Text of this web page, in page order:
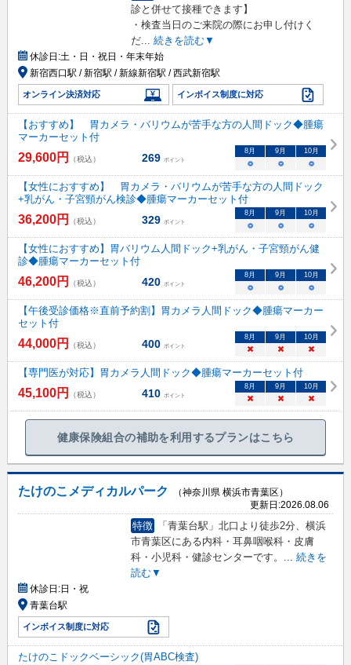
診と併せて接種できます】
・検査当日のご来院の際にお申し付けく
だ... 続きを読む▼
休診日:土・日・祝日・年末年始
新宿西口駅 / 新宿駅 / 新線新宿駅 / 西武新宿駅
オンライン決済対応 インボイス制度に対応
【おすすめ】 胃カメラ・バリウムが苦手な方の人間ドック◆腫瘍
マーカーセット付
29,600円 （税込） 269 ポイント
8 月 9 月 10月
○ ○ ○
【女性におすすめ】 胃カメラ・バリウムが苦手な方の人間ドック
+乳がん・子宮頸がん検診◆腫瘍マーカーセット付
36,200円 （税込） 329 ポイント
8 月 9 月 10月
○ ○ ○
【女性におすすめ】胃バリウム人間ドック+乳がん・子宮頸がん健
診◆腫瘍マーカーセット付
46,200円 （税込） 420 ポイント
8 月 9 月 10月
○ ○ ○
【午後受診価格※直前予約割】胃カメラ人間ドック◆腫瘍マーカー
セット付
44,000円 （税込） 400 ポイント
8 月 9 月 10月
× × ×
【専門医が対応】胃カメラ人間ドック◆腫瘍マーカーセット付
45,100円 （税込） 410 ポイント
8 月 9 月 10月
× × ×
健康保険組合の補助を利用するプランはこちら
たけのこメディカルパーク
（神奈川県 横浜市青葉区）
更新日:2026.08.06
特徴
「青葉台駅」北口より徒歩2分、横浜
市青葉区にある内科・耳鼻咽喉科・皮膚
科・小児科・健診センターです。
続きを
読む▼
休診日:日・祝
青葉台駅
インボイス制度に対応
たけのこドックベーシック(胃ABC検査)